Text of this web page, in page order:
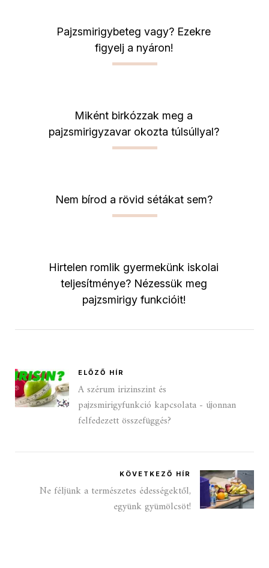
Pajzsmirigybeteg vagy? Ezekre
figyelj a nyáron!
Miként birkózzak meg a
pajzsmirigyzavar okozta túlsúllyal?
Nem bírod a rövid sétákat sem?
Hirtelen romlik gyermekünk iskolai
teljesítménye? Nézessük meg
pajzsmirigy funkcióit!
ELŐZŐ HÍR
A szérum irizinszint és
pajzsmirigyfunkció kapcsolata - újonnan
felfedezett összefüggés?
KÖVETKEZŐ HÍR
Ne féljünk a természetes édességektől,
együnk gyümölcsöt!